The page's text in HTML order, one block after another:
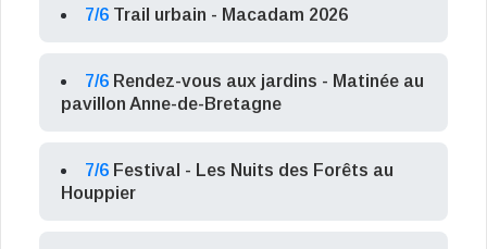
7/6 Trail urbain - Macadam 2026
7/6 Rendez-vous aux jardins - Matinée au
pavillon Anne-de-Bretagne
7/6 Festival - Les Nuits des Forêts au
Houppier